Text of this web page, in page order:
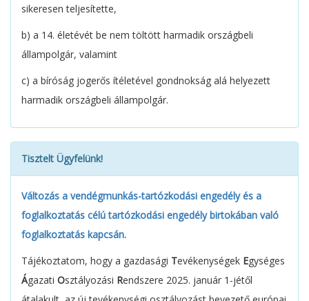
sikeresen teljesítette,
b) a 14. életévét be nem töltött harmadik országbeli
állampolgár, valamint
c) a bíróság jogerős ítéletével gondnokság alá helyezett
harmadik országbeli állampolgár.
Tisztelt Ügyfelünk!
Változás a vendégmunkás-tartózkodási engedély és a
foglalkoztatás célú tartózkodási engedély birtokában való
foglalkoztatás kapcsán.
Tájékoztatom, hogy a gazdasági Tevékenységek Egységes
Ágazati Osztályozási Rendszere 2025. január 1-jétől